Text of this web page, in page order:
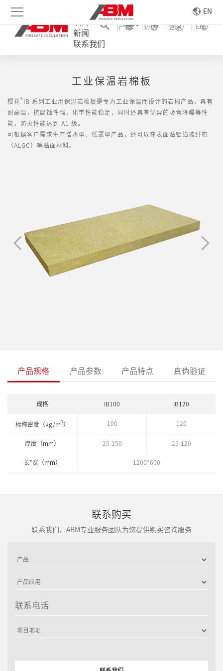
应用
服务
新闻
联系我们
产品 防伪 登录 EN
EN
工业保温岩棉板
樱花 ® IB 系列工业用保温岩棉板是专为工业保温而设计的岩棉产品，具有
耐高温，抗腐蚀性强，化学性能稳定，同时还具有优异的吸音降噪等性
能，防火性能达到 A1 级。
可根据客户需求生产憎水型、低氯型产品，还可以在表面贴铝箔玻纤布
（ALGC）等贴面材料。
产品规格 产品参数 产品特点 真伪验证
规格 IB100 IB120
标称密度（kg/m 3） 100 120
厚度（mm） 25-150 25-120
长*宽（mm） 1200*600
联系购买
联系我们，ABM专业服务团队为您提供购买咨询服务
联系电话